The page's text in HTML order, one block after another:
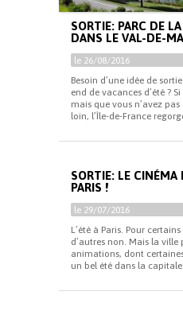
SORTIE: PARC DE
DANS LE VAL-DE-
le 26/08/2016
Besoin d’une idée de
end de vacances d’été ?
mais que vous n’avez pas
loin, l’Île-de-France
SORTIE: LE CINÉMA
PARIS !
le 29/07/2016
L’été à Paris. Pour
d’autres non. Mais la ville
animations, dont
un bel été dans la